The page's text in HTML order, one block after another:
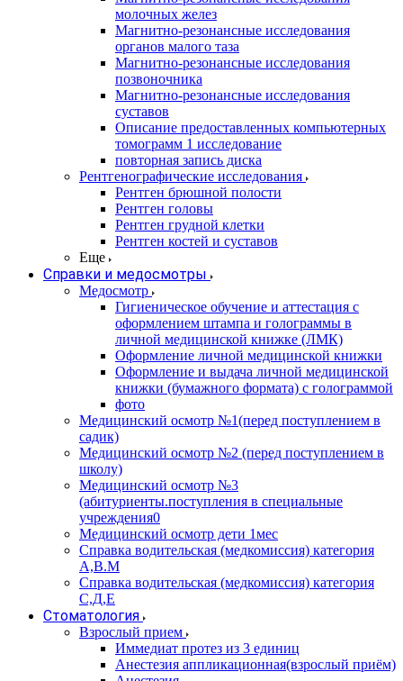
молочных желез
Магнитно-резонансные исследования
органов малого таза
Магнитно-резонансные исследования
позвоночника
Магнитно-резонансные исследования
суставов
Описание предоставленных компьютерных
томограмм 1 исследование
повторная запись диска
Рентгенографические исследования
Рентген брюшной полости
Рентген головы
Рентген грудной клетки
Рентген костей и суставов
Еще
Справки и медосмотры
Медосмотр
Гигиеническое обучение и аттестация с
оформлением штампа и голограммы в
личной медицинской книжке (ЛМК)
Оформление личной медицинской книжки
Оформление и выдача личной медицинской
книжки (бумажного формата) с голограммой
фото
Медицинский осмотр №1(перед поступлением в
садик)
Медицинский осмотр №2 (перед поступлением в
школу)
Медицинский осмотр №3
(абитуриенты.поступления в специальные
учреждения0
Медицинский осмотр дети 1мес
Справка водительская (медкомиссия) категория
А,В.М
Справка водительская (медкомиссия) категория
С,Д,Е
Стоматология
Взрослый прием
Иммедиат протез из 3 единиц
Анестезия аппликационная(взрослый приём)